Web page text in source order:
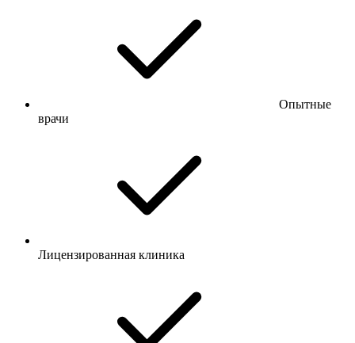
Опытные
врачи
Лицензированная клиника